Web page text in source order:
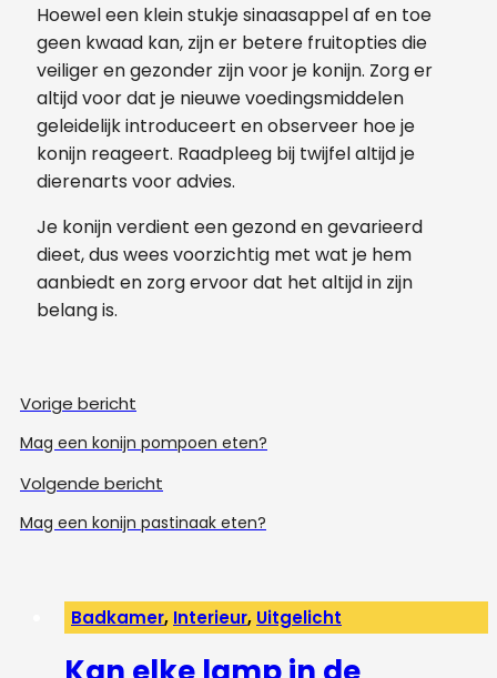
Hoewel een klein stukje sinaasappel af en toe
geen kwaad kan, zijn er betere fruitopties die
veiliger en gezonder zijn voor je konijn. Zorg er
altijd voor dat je nieuwe voedingsmiddelen
geleidelijk introduceert en observeer hoe je
konijn reageert. Raadpleeg bij twijfel altijd je
dierenarts voor advies.
Je konijn verdient een gezond en gevarieerd
dieet, dus wees voorzichtig met wat je hem
aanbiedt en zorg ervoor dat het altijd in zijn
belang is.
Vorige bericht
Mag een konijn pompoen eten?
Volgende bericht
Mag een konijn pastinaak eten?
Badkamer, Interieur, Uitgelicht